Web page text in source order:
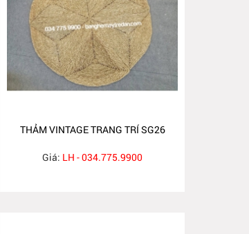
THẢM VINTAGE TRANG TRÍ SG26
Giá: LH - 034.775.9900